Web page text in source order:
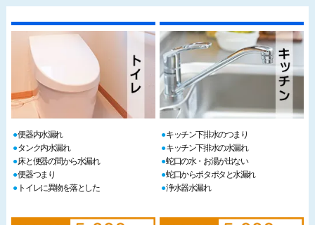
便器内水漏れ
タンク内水漏れ
床と便器の間から水漏れ
便器つまり
トイレに異物を落とした
キッチン下排水のつまり
キッチン下排水の水漏れ
蛇口の水・お湯が出ない
蛇口からポタポタと水漏れ
浄水器水漏れ